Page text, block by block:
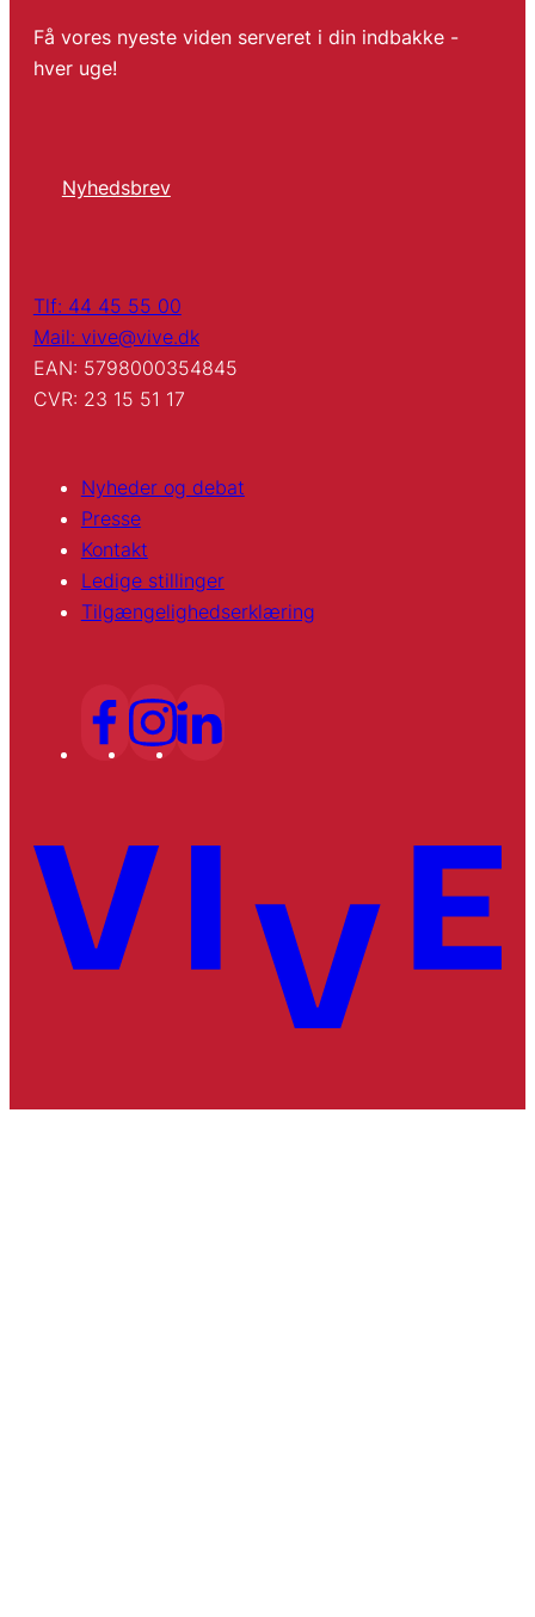
Få vores nyeste viden serveret i din indbakke -
hver uge!
Nyhedsbrev
Tlf: 44 45 55 00
Mail: vive@vive.dk
EAN: 5798000354845
CVR: 23 15 51 17
Nyheder og debat
Presse
Kontakt
Ledige stillinger
Tilgængelighedserklæring